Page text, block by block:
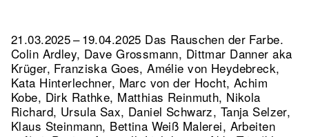
21.03.2025 – 19.04.2025 Das Rauschen der Farbe.
Colin Ardley, Dave Grossmann, Dittmar Danner aka
Krüger, Franziska Goes, Amélie von Heydebreck,
Kata Hinterlechner, Marc von der Hocht, Achim
Kobe, Dirk Rathke, Matthias Reinmuth, Nikola
Richard, Ursula Sax, Daniel Schwarz, Tanja Selzer,
Klaus Steinmann, Bettina Weiß Malerei, Arbeiten